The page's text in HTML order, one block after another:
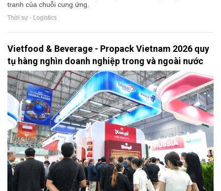
tranh của chuỗi cung ứng.
Thời sự - Logistics
Vietfood & Beverage - Propack Vietnam 2026 quy
tụ hàng nghìn doanh nghiệp trong và ngoài nước